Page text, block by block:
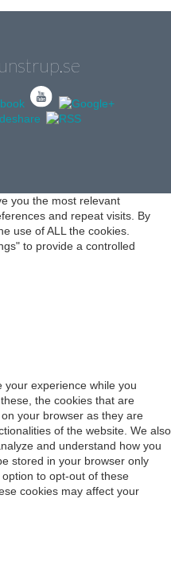
you the most relevant
and repeat visits. By
use of ALL the cookies.
to provide a controlled
your experience while you
the cookies that are
your browser as they are
of the website. We also
and understand how you
stored in your browser only
to opt-out of these
cookies may affect your